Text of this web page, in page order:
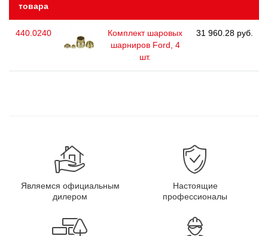
товара
440.0240
Комплект шаровых
шарниров Ford, 4
шт.
31 960.28 руб.
Являемся официальным
дилером
Настоящие
профессионалы